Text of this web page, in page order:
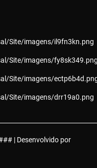
| Desenvolvido por